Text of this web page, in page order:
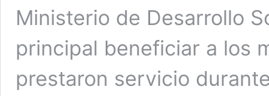
Ministerio de Desarrollo
principal beneficiar a los
prestaron servicio